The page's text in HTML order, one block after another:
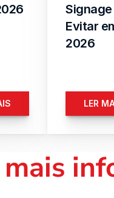
Signage
Evitar
2026
LER